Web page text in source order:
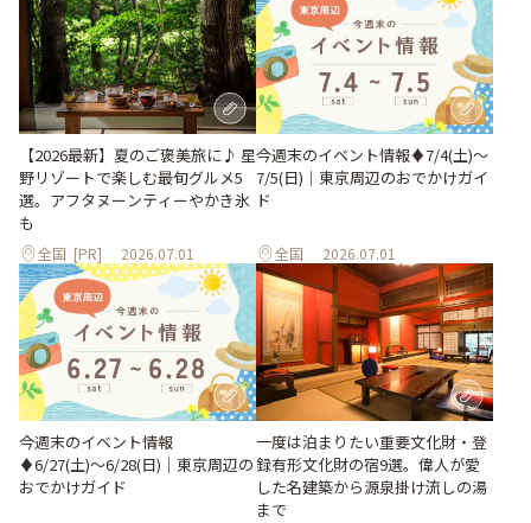
【2026最新】夏のご褒美旅に♪ 星
野リゾートで楽しむ最旬グルメ5
選。アフタヌーンティーやかき氷
も
全国 [PR] 2026.07.01
今週末のイベント情報♦︎7/4(土)〜
7/5(日)｜東京周辺のおでかけガイ
ド
全国 2026.07.01
今週末のイベント情報
♦︎6/27(土)〜6/28(日)｜東京周辺の
おでかけガイド
一度は泊まりたい重要文化財・登
録有形文化財の宿9選。偉人が愛
した名建築から源泉掛け流しの湯
まで